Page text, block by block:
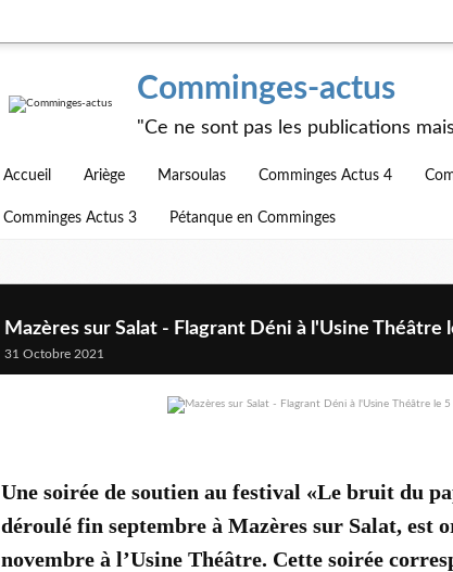
Comminges-actus
"Ce ne sont pas les publications
Accueil Ariège Marsoulas Comminges Actus 4
Comminges Actus 3 Pétanque en Comminges
Mazères sur Salat - Flagrant Déni à l'Usine Théâtre
31 Octobre 2021
Une soirée de soutien au festival «Le bruit du
déroulé fin septembre à Mazères sur Salat, est
novembre à l’Usine Théâtre. Cette soirée